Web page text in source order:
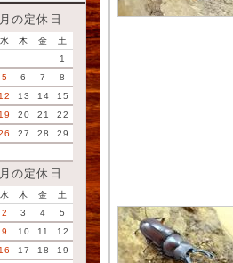
の定休日
水 木 金
土
1
5 6 7
8
12 13 14
15
19 20 21
22
27 28
29
の定休日
水 木 金
土
2 3 4
5
9 10 11
12
16 17 18
19